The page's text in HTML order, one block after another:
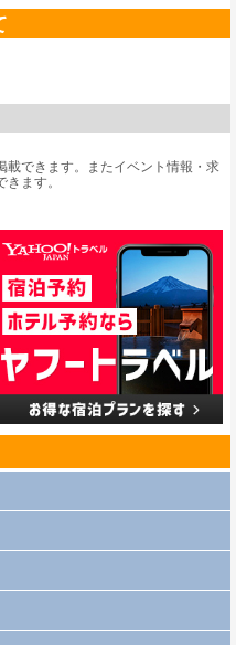
載できます。またイベント情報・求
ます。